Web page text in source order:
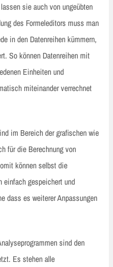
sie auch von ungeübten
des Formeleditors muss man
in den Datenreihen kümmern,
So können Datenreihen mit
Einheiten und
miteinander verrechnet
im Bereich der grafischen wie
für die Berechnung von
können selbst die
einfach gespeichert und
dass es weiterer Anpassungen
sind den
Es stehen alle